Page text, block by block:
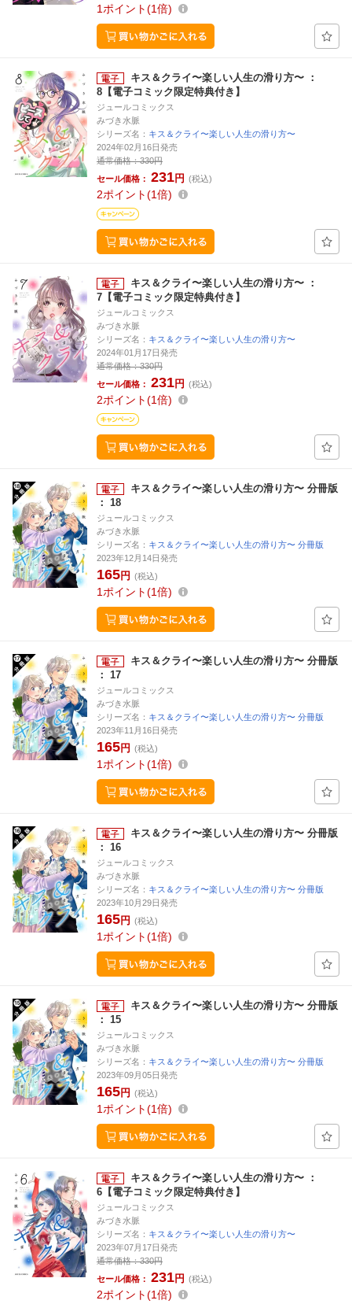
1 ポイント 1倍
キス＆クライ〜楽しい人生の滑り方〜 ：
8【電子コミック限定特典付き】
ジュールコミックス
みづき水脈
シリーズ名： キス＆クライ〜楽しい人生の滑り方〜
2024年02月16日発売
通常価格：330円
セール価格： 231円 (税込)
2ポイント 1倍
キス＆クライ〜楽しい人生の滑り方〜 ：
7【電子コミック限定特典付き】
ジュールコミックス
みづき水脈
シリーズ名： キス＆クライ〜楽しい人生の滑り方〜
2024年01月17日発売
通常価格：330円
セール価格： 231円 (税込)
2ポイント 1倍
キス＆クライ〜楽しい人生の滑り方〜 分冊版
： 18
ジュールコミックス
みづき水脈
シリーズ名： キス＆クライ〜楽しい人生の滑り方〜 分冊版
2023年12月14日発売
165円 (税込)
1 ポイント 1倍
キス＆クライ〜楽しい人生の滑り方〜 分冊版
： 17
ジュールコミックス
みづき水脈
シリーズ名： キス＆クライ〜楽しい人生の滑り方〜 分冊版
2023年11月16日発売
165円 (税込)
1 ポイント 1倍
キス＆クライ〜楽しい人生の滑り方〜 分冊版
： 16
ジュールコミックス
みづき水脈
シリーズ名： キス＆クライ〜楽しい人生の滑り方〜 分冊版
2023年10月29日発売
165円 (税込)
1 ポイント 1倍
キス＆クライ〜楽しい人生の滑り方〜 分冊版
： 15
ジュールコミックス
みづき水脈
シリーズ名： キス＆クライ〜楽しい人生の滑り方〜 分冊版
2023年09月05日発売
165円 (税込)
1 ポイント 1倍
キス＆クライ〜楽しい人生の滑り方〜 ：
6【電子コミック限定特典付き】
ジュールコミックス
みづき水脈
シリーズ名： キス＆クライ〜楽しい人生の滑り方〜
2023年07月17日発売
通常価格：330円
セール価格： 231円 (税込)
2ポイント 1倍